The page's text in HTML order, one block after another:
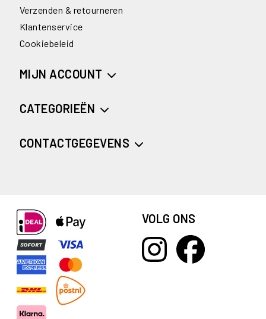
Verzenden & retourneren
Klantenservice
Cookiebeleid
MIJN ACCOUNT
CATEGORIEËN
CONTACTGEGEVENS
VOLG ONS